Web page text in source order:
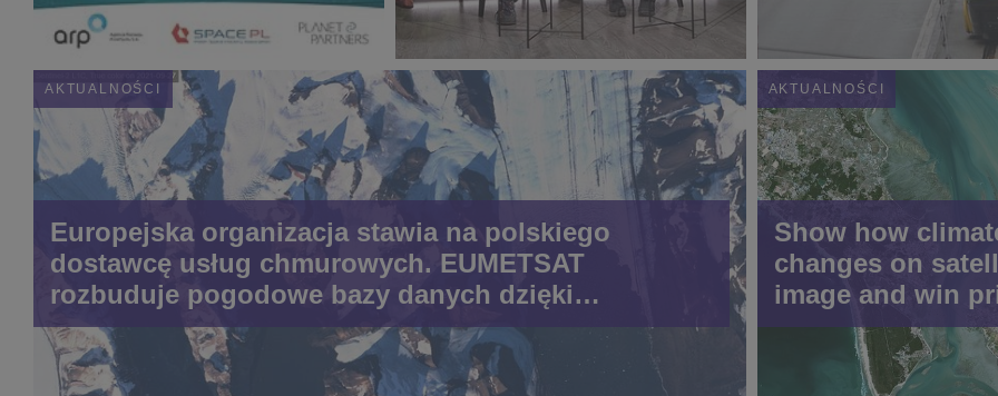
AKTUALNOŚCI
Europejska organizacja stawia na polskiego
dostawcę usług chmurowych. EUMETSAT
rozbuduje pogodowe bazy danych dzięki
CloudFerro
AKTUALNOŚCI
Show how
changes on
image and win
in 'Seize the
our planet'